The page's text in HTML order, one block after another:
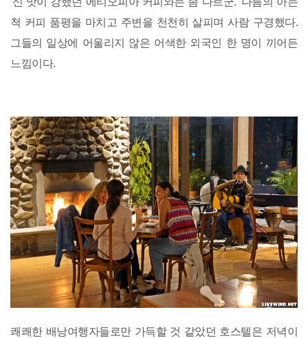
척 커피 품평을 마치고 주변을 천천히 살피며 사람 구경했다.
그들의 일상에 어울리지 않은 어색한 외국인 한 명이 끼어든
느낌이다.
쾌쾌한 배낭여행자들로만 가득할 것 같았던 호스텔은 저녁이